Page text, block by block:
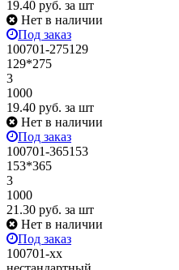
19.40 руб. за шт
Нет в наличии
Под заказ
100701-275129
129*275
3
1000
19.40 руб. за шт
Нет в наличии
Под заказ
100701-365153
153*365
3
1000
21.30 руб. за шт
Нет в наличии
Под заказ
100701-xx